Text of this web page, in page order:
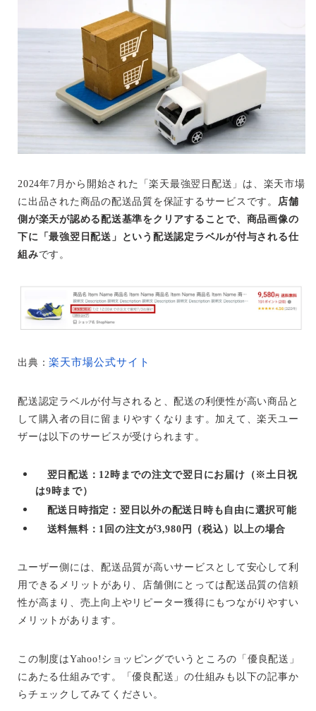
2024年7月から開始された「楽天最強翌日配送」は、楽天市場
に出品された商品の配送品質を保証するサービスです。 店舗
側が楽天が認める配送基準をクリアすることで、商品画像の
下に「最強翌日配送」という配送認定ラベルが付与される仕
組みです。
出典：楽天市場公式サイト
配送認定ラベルが付与されると、配送の利便性が高い商品と
して購入者の目に留まりやすくなります。加えて、楽天ユー
ザーは以下のサービスが受けられます。
翌日配送：12時までの注文で翌日にお届け（※土日祝
は9時まで）
配送日時指定：翌日以外の配送日時も自由に選択可能
送料無料：1回の注文が3,980円（税込）以上の場合
ユーザー側には、配送品質が高いサービスとして安心して利
用できるメリットがあり、店舗側にとっては配送品質の信頼
性が高まり、売上向上やリピーター獲得にもつながりやすい
メリットがあります。
この制度はYahoo!ショッピングでいうところの「優良配送」
にあたる仕組みです。「優良配送」の仕組みも以下の記事か
らチェックしてみてください。